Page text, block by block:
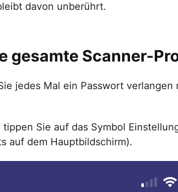
davon unberührt.
gesamte Scanner-
jedes Mal ein Passwort verlangen
Sie auf das Symbol
auf dem Hauptbildschirm).